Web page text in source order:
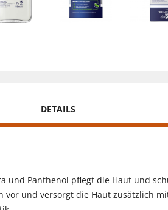
DETAILS
und Panthenol pflegt die Haut und
vor und versorgt die Haut zusätzlich